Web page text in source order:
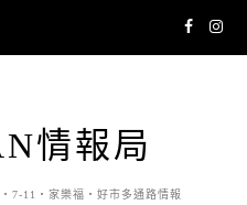
情報局
7-11・家樂福・好市多通路情報